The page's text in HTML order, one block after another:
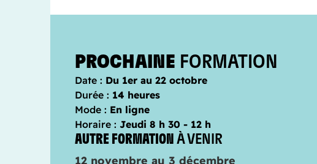
PROCHAINE FORMATION
Date : Du 1er au 22 octobre
Durée : 14 heures
Mode : En ligne
Horaire : Jeudi 8 h 30 - 12 h
AUTRE FORMATION À VENIR
12 novembre au 3 décembre